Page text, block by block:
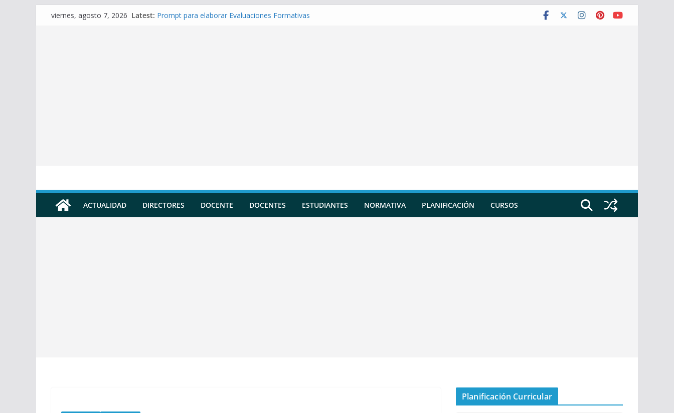
Skipviernes, agosto 7, 2026 Latest: Prompt para elaborar Evaluaciones Formativas
ACTUALIDAD DIRECTORES DOCENTE DOCENTES ESTUDIANTES NORMATIVA PLANIFICACIÓN CURSOS
Planificación Curricular